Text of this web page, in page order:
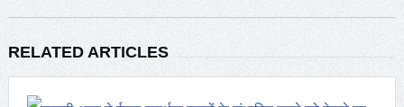
RELATED ARTICLES